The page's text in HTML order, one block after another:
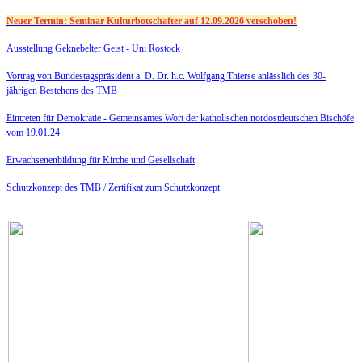
Neuer Termin: Seminar Kulturbotschafter auf 12.09.2026 verschoben!
Ausstellung Geknebelter Geist - Uni Rostock
Vortrag von Bundestagspräsident a. D. Dr. h.c. Wolfgang Thierse anlässlich des 30-
jährigen Bestehens des TMB
Eintreten für Demokratie - Gemeinsames Wort der katholischen nordostdeutschen Bischöfe
vom 19.01.24
Erwachsenenbildung für Kirche und Gesellschaft
Schutzkonzept des TMB / Zertifikat zum Schutzkonzept